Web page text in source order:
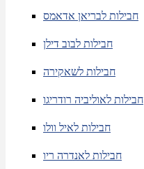
חבילות לבריאן אדאמס
חבילות לבוב דילן
חבילות לשאקירה
חבילות לאוליביה רודריגו
חבילות לאיל וולו
חבילות לאנדרה ריו